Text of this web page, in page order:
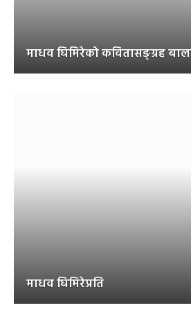
माधव घिमिरेको कवितासङ्ग्रह
माधव घिमिरेप्रति